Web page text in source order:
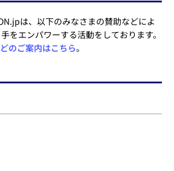
は、以下のみなさまの賛助などによ
をエンパワーする活動をしております。
のご案内はこちら。